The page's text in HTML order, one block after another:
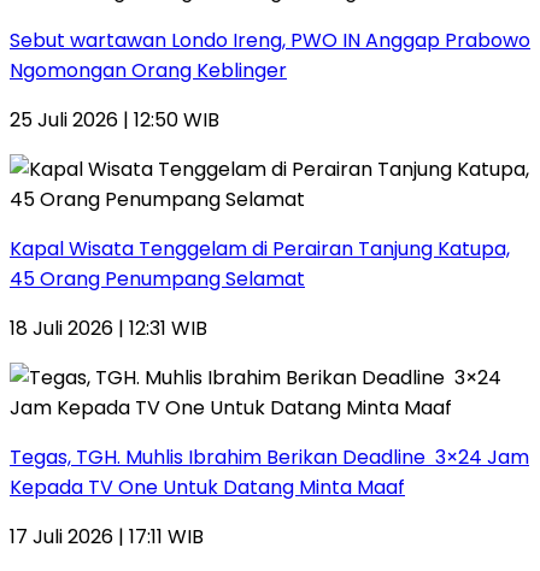
Sebut wartawan Londo Ireng, PWO IN Anggap Prabowo
Ngomongan Orang Keblinger
25 Juli 2026 | 12:50 WIB
Kapal Wisata Tenggelam di Perairan Tanjung Katupa,
45 Orang Penumpang Selamat
18 Juli 2026 | 12:31 WIB
Tegas, TGH. Muhlis Ibrahim Berikan Deadline 3×24 Jam
Kepada TV One Untuk Datang Minta Maaf
17 Juli 2026 | 17:11 WIB